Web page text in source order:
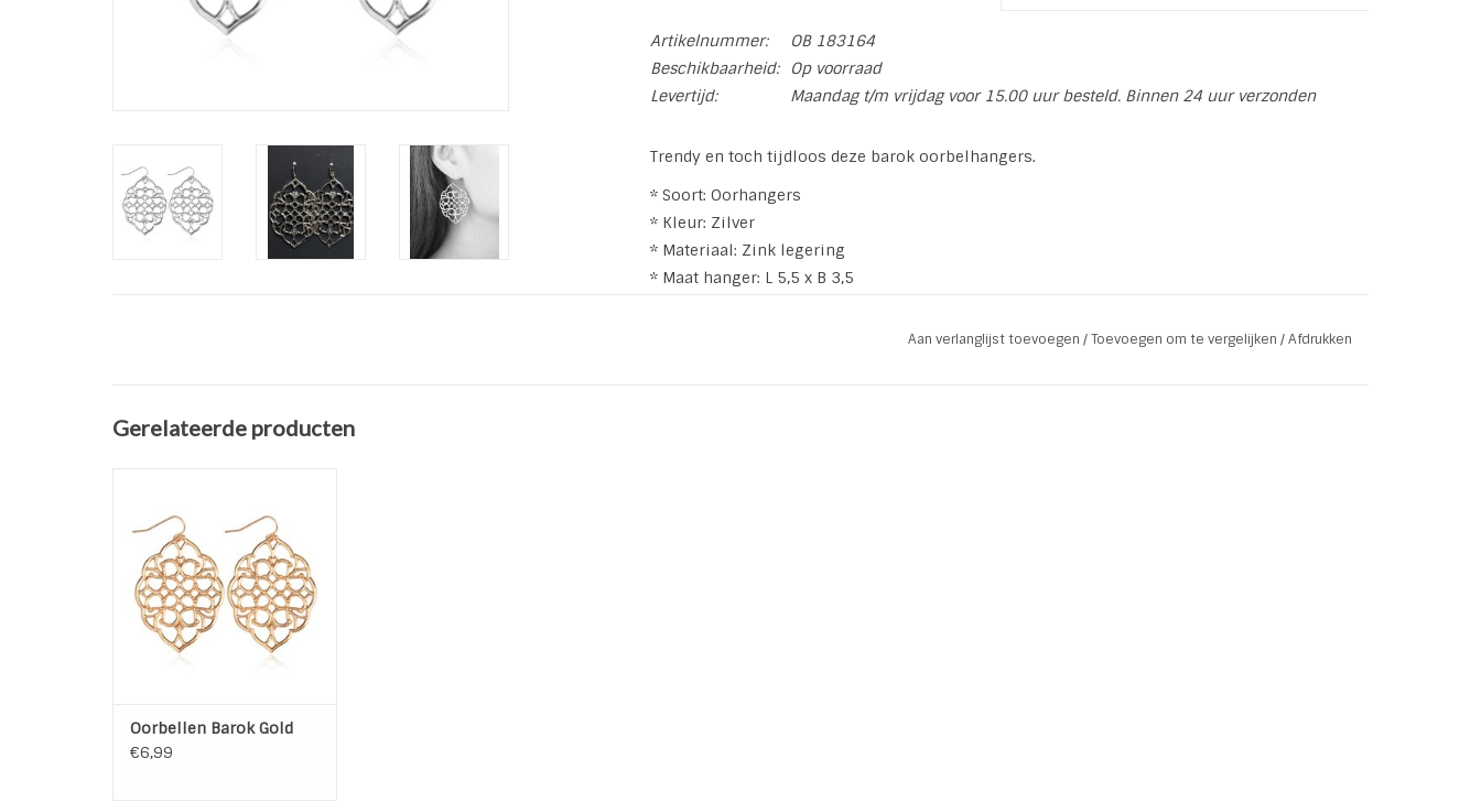
Artikelnummer:
OB 183164
Beschikbaarheid:
Op voorraad
Levertijd:
Maandag t/m vrijdag voor 15.00 uur besteld. Binnen 24 uur verzonden
Trendy en toch tijdloos deze barok oorbelhangers.
* Soort: Oorhangers
* Kleur: Zilver
* Materiaal: Zink legering
* Maat hanger: L 5,5 x B 3,5
Aan verlanglijst toevoegen /Toevoegen om te vergelijken /Afdrukken
Gerelateerde producten
Maat hanger: L 5,5 x B 3,5
TOEVOEGEN AAN WINKELWAGEN
Oorbellen Barok Gold
€6,99